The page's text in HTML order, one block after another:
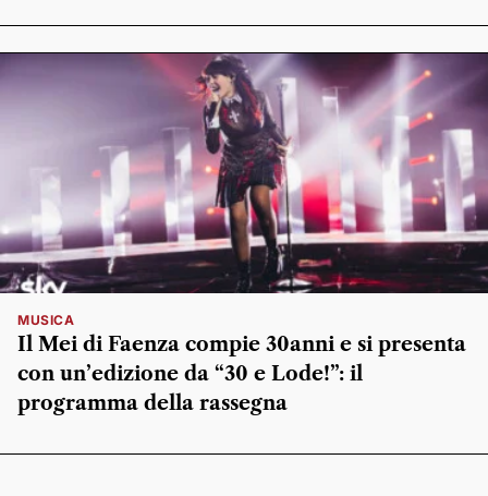
MUSICA
Il Mei di Faenza compie 30anni e si presenta
con un’edizione da “30 e Lode!”: il
programma della rassegna